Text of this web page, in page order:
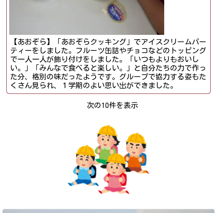
【あおぞら】「あおぞらクッキング」でアイスクリームパー
ティーをしました。フルーツ缶詰やチョコなどのトッピング
で一人一人が飾り付けをしました。「いつもよりもおいし
い。」「みんなで食べると楽しい。」と自分たちの力で作っ
た分、格別の味だったようです。グループで協力する姿もた
くさん見られ、１学期のよい思い出ができました。
次の10件を表示